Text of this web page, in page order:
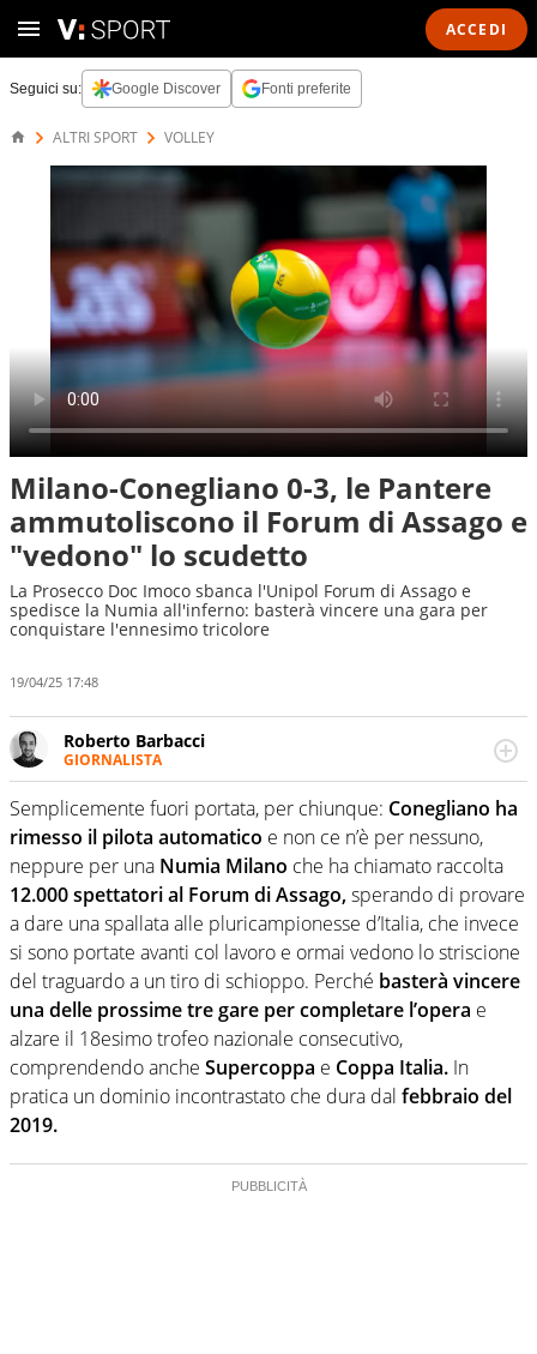
ACCEDI
Seguici su: Google Discover Fonti preferite
ALTRI SPORT VOLLEY
Milano-Conegliano 0-3, le Pantere
ammutoliscono il Forum di Assago e
"vedono" lo scudetto
La Prosecco Doc Imoco sbanca l'Unipol Forum di Assago e
spedisce la Numia all'inferno: basterà vincere una gara per
conquistare l'ennesimo tricolore
19/04/25 17:48
Roberto Barbacci
GIORNALISTA
Giornalista (pubblicista) sportivo a tutto campo, è il
tuttologo di Virgilio Sport. Provate a chiedergli di boxe, di
scherma, di volley o di curling: ve ne farà innamorare
Semplicemente fuori portata, per chiunque: Conegliano ha
rimesso il pilota automatico e non ce n’è per nessuno,
neppure per una Numia Milano che ha chiamato raccolta
12.000 spettatori al Forum di Assago,sperando di provare
a dare una spallata alle pluricampionesse d’Italia, che invece
si sono portate avanti col lavoro e ormai vedono lo striscione
del traguardo a un tiro di schioppo. Perché basterà vincere
una delle prossime tre gare per completare l’opera e
alzare il 18esimo trofeo nazionale consecutivo,
comprendendo anche Supercoppa e Coppa Italia. In
pratica un dominio incontrastato che dura dal febbraio del
2019.